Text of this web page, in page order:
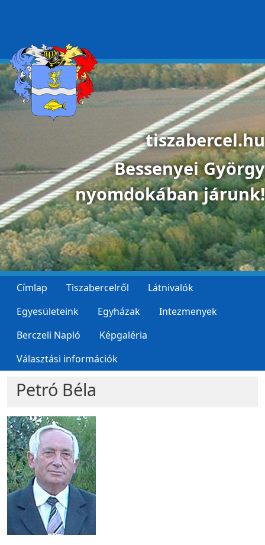
tiszabercel.hu
Bessenyei György
nyomdokában járunk!
Címlap Tiszabercelről
Látnivalók
Egyesületeink
Egyházak
Intezmenyek
Berczeli Napló
Képgaléria
Választási információk
Petró Béla